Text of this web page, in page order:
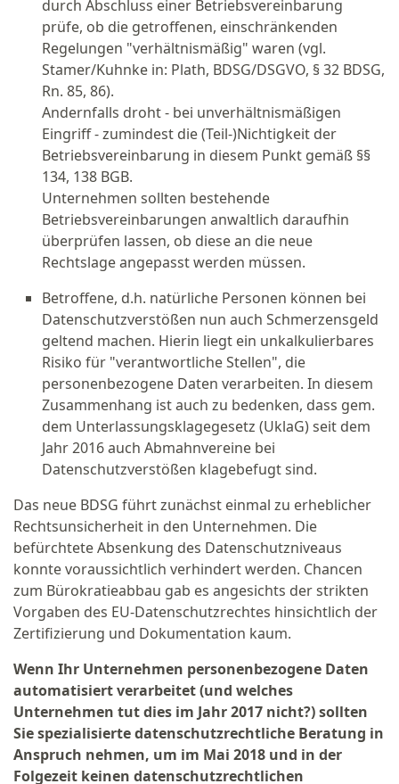
durch Abschluss einer Betriebsvereinbarung
prüfe, ob die getroffenen, einschränkenden
Regelungen "verhältnismäßig" waren (vgl.
Stamer/Kuhnke in: Plath, BDSG/DSGVO, § 32 BDSG,
Rn. 85, 86).
Andernfalls droht - bei unverhältnismäßigen
Eingriff - zumindest die (Teil-)Nichtigkeit der
Betriebsvereinbarung in diesem Punkt gemäß §§
134, 138 BGB.
Unternehmen sollten bestehende
Betriebsvereinbarungen anwaltlich daraufhin
überprüfen lassen, ob diese an die neue
Rechtslage angepasst werden müssen.
Betroffene, d.h. natürliche Personen können bei
Datenschutzverstößen nun auch Schmerzensgeld
geltend machen. Hierin liegt ein unkalkulierbares
Risiko für "verantwortliche Stellen", die
personenbezogene Daten verarbeiten. In diesem
Zusammenhang ist auch zu bedenken, dass gem.
dem Unterlassungsklagegesetz (UklaG) seit dem
Jahr 2016 auch Abmahnvereine bei
Datenschutzverstößen klagebefugt sind.
Das neue BDSG führt zunächst einmal zu erheblicher
Rechtsunsicherheit in den Unternehmen. Die
befürchtete Absenkung des Datenschutzniveaus
konnte voraussichtlich verhindert werden. Chancen
zum Bürokratieabbau gab es angesichts der strikten
Vorgaben des EU-Datenschutzrechtes hinsichtlich der
Zertifizierung und Dokumentation kaum.
Wenn Ihr Unternehmen personenbezogene Daten
automatisiert verarbeitet (und welches
Unternehmen tut dies im Jahr 2017 nicht?) sollten
Sie spezialisierte datenschutzrechtliche Beratung in
Anspruch nehmen, um im Mai 2018 und in der
Folgezeit keinen datenschutzrechtlichen